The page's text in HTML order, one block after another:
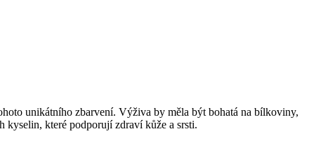
unikátního zbarvení. Výživa by měla být bohatá na bílkoviny,
kyselin, které podporují zdraví kůže a srsti.